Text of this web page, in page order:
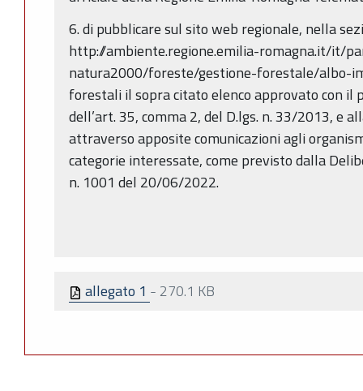
6. di pubblicare sul sito web regionale, nella
http://ambiente.regione.emilia-romagna.it/it/
natura2000/foreste/gestione-forestale/albo-
forestali il sopra citato elenco approvato con
dell’art. 35, comma 2, del D.lgs. n. 33/2013, e
attraverso apposite comunicazioni agli
categorie interessate, come previsto dalla
n. 1001 del 20/06/2022.
allegato 1 - 270.1 KB